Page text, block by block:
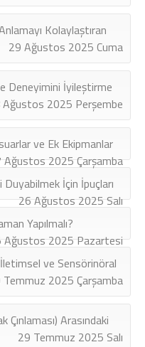
Kolaylaştıran
29 Ağustos 2025 Cuma
Deneyimini İyileştirme
2025 Perşembe
ve Ek Ekipmanlar
Ağustos 2025 Çarşamba
İçin İpuçları
26 Ağustos 2025 Salı
Yapılmalı?
Ağustos 2025 Pazartesi
ve Sensörinöral
Temmuz 2025 Çarşamba
Arasındaki
29 Temmuz 2025 Salı